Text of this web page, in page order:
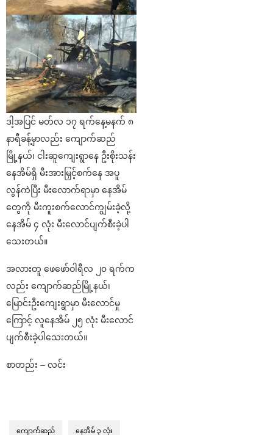
ဒါ့အပြင် မတ်လ ၁၇ ရက်နေ့မနက် ၈
နာရီခန့်မှာလည်း ကျောက်ဆည်
မြို့နယ်၊ ငါးဆူကျေးရွာနေ ဦးစိုးသန်း
နေအိမ်ရှိ မီးအားမြှင့်စက်နေ အပူ
လွန်ကဲပြီး မီးလောက်ရာမှာ နေအိမ်
တွေကို မီးကူးစက်လောင်ကျွမ်းခဲ့လို့
နေအိမ် ၄ လုံး မီးလောင်ပျက်စီးခဲ့ပါ
သေးတယ်။
အလားတူ ဖေဖော်ဝါရီလ ၂၀ ရက်က
လည်း ကျောက်ဆည်မြို့နယ်၊
မြောင်းဦးကျေးရွာမှာ မီးလောင်မှု
ကြောင့် လူနေအိမ် ၂၅ လုံး မီးလောင်
ပျက်စီးခဲ့ပါသေးတယ်။
စာတည်း – လင်း
ကျောက်ဆည် နေအိမ် ၃ လုံး